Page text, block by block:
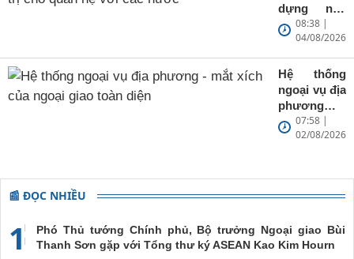
dựng nền
tảng chính
trị cho quan
hệ với các
nước
08:38 |
04/08/2026
Hệ thống
ngoại vụ địa
phương -
mắt xích
của ngoại
07:58 |
02/08/2026
📰 ĐỌC NHIỀU
1
Phó Thủ tướng Chính phủ, Bộ trưởng Ngoại giao Bùi
Thanh Sơn gặp với Tổng thư ký ASEAN Kao Kim Hourn